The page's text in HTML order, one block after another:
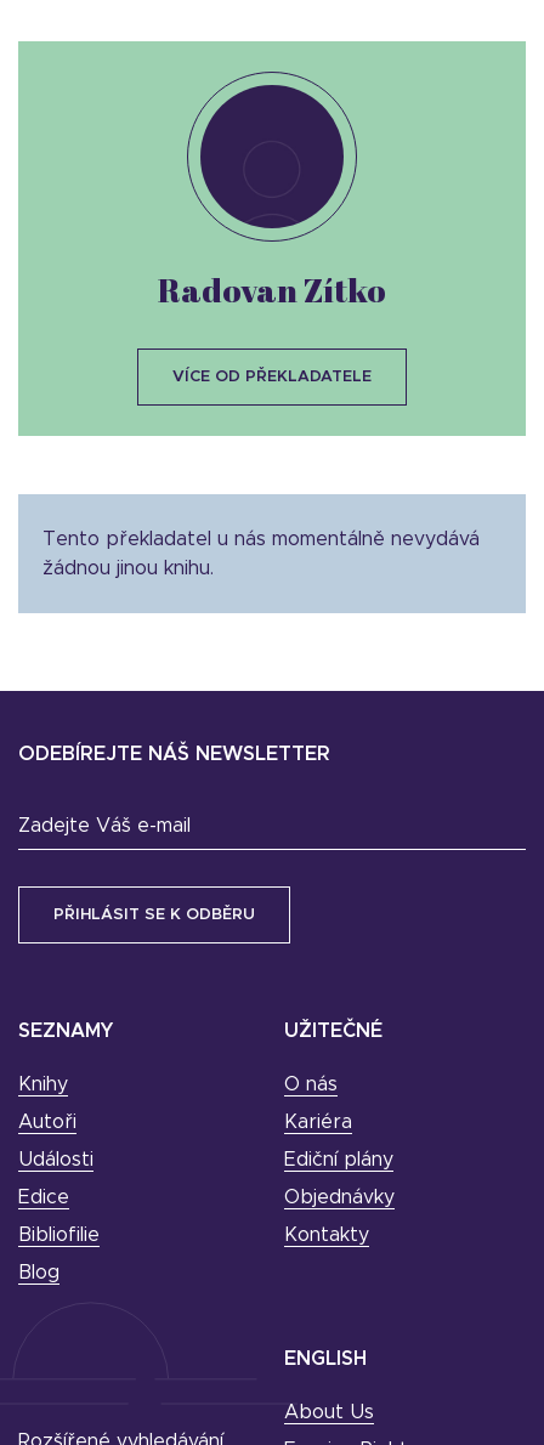
Tento překladatel u nás momentálně nevydává
žádnou jinou knihu.
Radovan Zítko
VÍCE OD PŘEKLADATELE
SEZNAMY
Knihy
Autoři
Události
Edice
Bibliofilie
Blog
UŽITEČNÉ
O nás
Kariéra
Ediční plány
Objednávky
Kontakty
ODEBÍREJTE NÁŠ NEWSLETTER
Zadejte Váš e-mail
ENGLISH
About Us